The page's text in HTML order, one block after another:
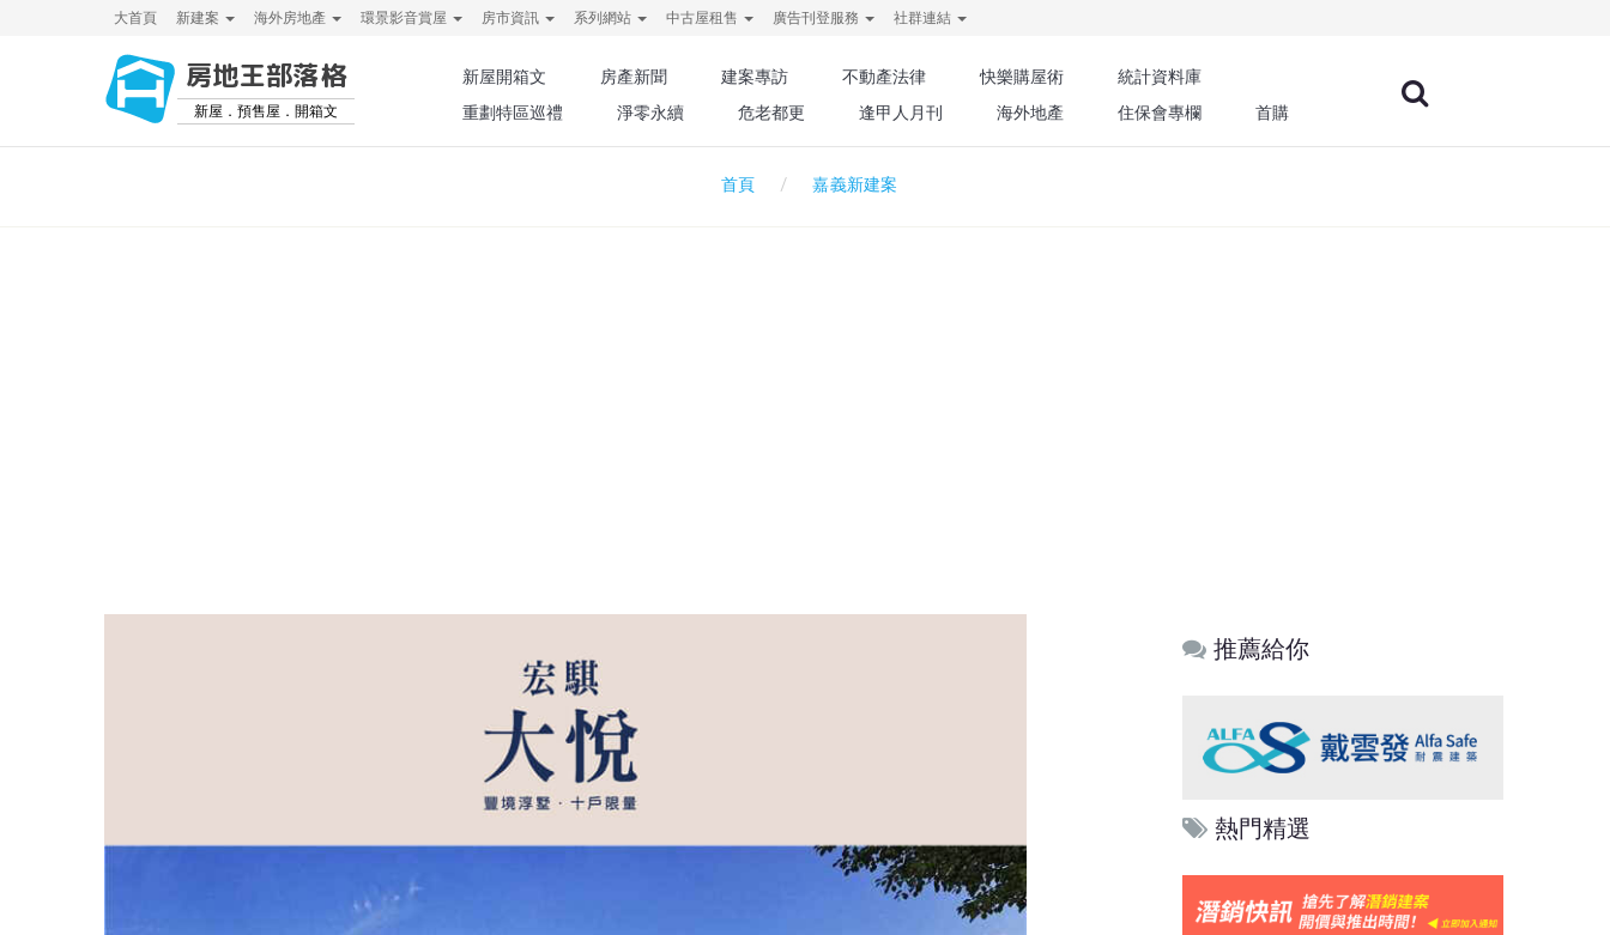
大首頁 新建案 海外房地產 環景影音賞屋 房市資訊 系列網站 中古屋租售 廣告刊登服務 社群連結
房地王部落格
新屋．預售屋．開箱文
新屋開箱文 房產新聞 建案專訪 不動產法律 快樂購屋術
統計資料庫
重劃特區巡禮
淨零永續 危老都更 逢甲人月刊 海外地產 住保會專欄 首購
首頁 嘉義新建案
推薦給你
熱門精選